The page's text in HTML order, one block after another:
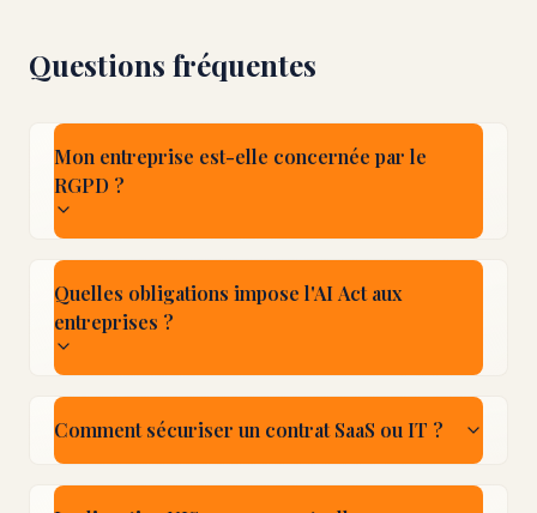
Questions fréquentes
Mon entreprise est-elle concernée par le
RGPD ?
Quelles obligations impose l'AI Act aux
entreprises ?
Comment sécuriser un contrat SaaS ou IT ?